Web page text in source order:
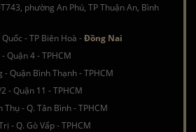
phường An Phú, TP Thuận An, Bình
- TP Biên Hoà -Đồng Nai
Quận 4 - TPHCM
Quận Bình Thạnh - TPHCM
- Quận 11 - TPHCM
Thụ - Q. Tân Bình - TPHCM
- Q. Gò Vấp - TPHCM